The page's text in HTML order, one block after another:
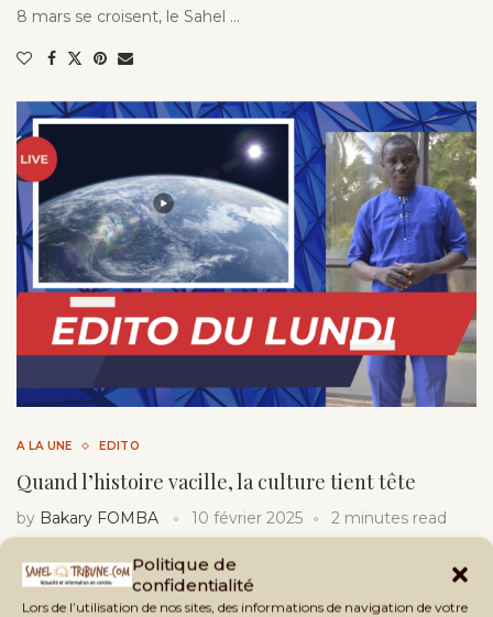
Politique de
confidentialité
Lors de l’utilisation de nos sites, des informations de navigation de votre
8 mars se croisent, le Sahel …
A LA UNE EDITO
Quand l’histoire vacille, la culture tient tête
by Bakary FOMBA 10 février 2025 2 minutes read
Le Mali ne ploie pas. Il vacille sous les secousses de la
guerre, des ingérences et des fractures …